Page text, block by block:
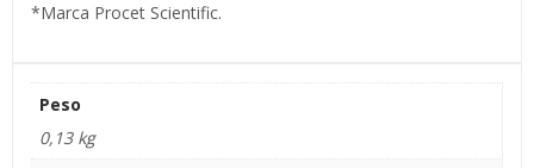
*Marca Procet Scientific.
Peso
0,13 kg